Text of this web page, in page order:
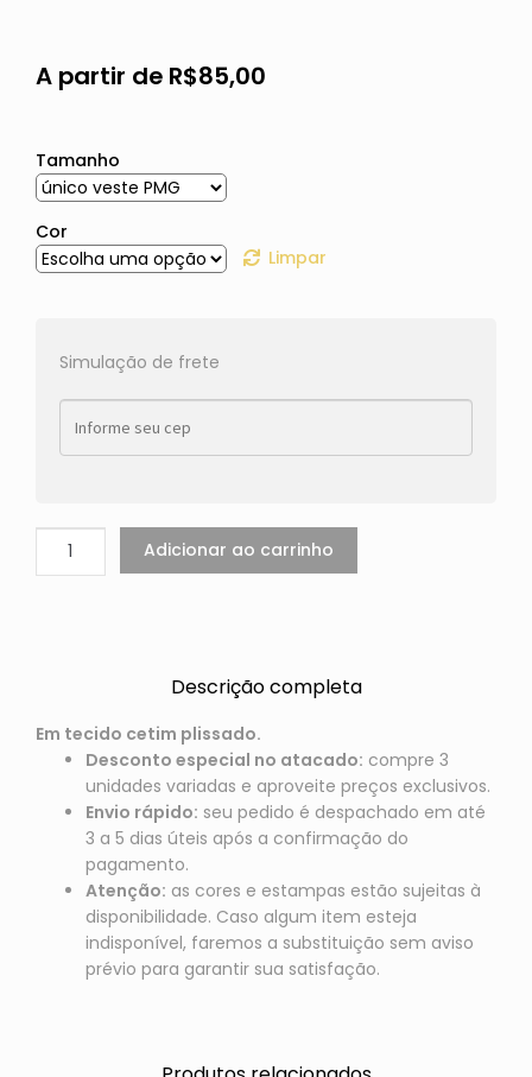
A partir de R$85,00
Tamanho
Cor
Limpar
Simulação de frete
Adicionar ao carrinho
Descrição completa
Em tecido cetim plissado.
Desconto especial no atacado: compre 3
unidades variadas e aproveite preços exclusivos.
Envio rápido: seu pedido é despachado em até
3 a 5 dias úteis após a confirmação do
pagamento.
Atenção: as cores e estampas estão sujeitas à
disponibilidade. Caso algum item esteja
indisponível, faremos a substituição sem aviso
prévio para garantir sua satisfação.